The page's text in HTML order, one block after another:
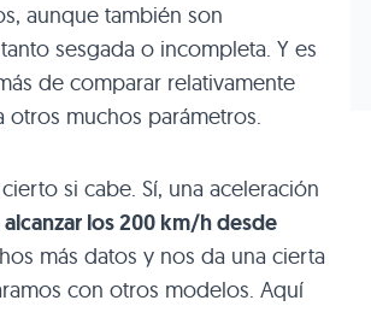
aunque también son
sesgada o incompleta. Y es
de comparar relativamente
muchos parámetros.
si cabe. Sí, una aceleración
los 200 km/h desde
más datos y nos da una cierta
con otros modelos. Aquí